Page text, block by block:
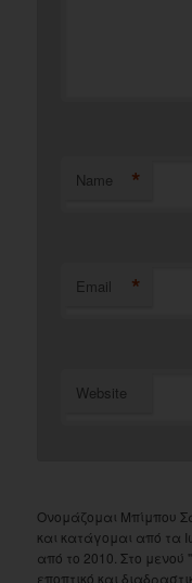
Name *
Email *
Website
Ονομάζομαι Μπίμπου
και κατάγομαι από τα
από το 2010. Στο
εποπτικό και